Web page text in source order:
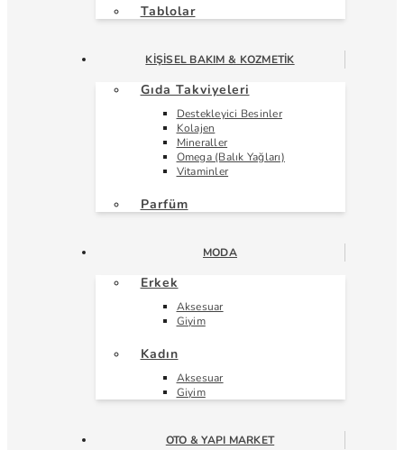
Tablolar
KIŞISEL BAKIM & KOZMETIK
Gıda Takviyeleri
Destekleyici Besinler
Kolajen
Mineraller
Omega (Balık Yağları)
Vitaminler
Parfüm
MODA
Erkek
Aksesuar
Giyim
Kadın
Aksesuar
Giyim
OTO & YAPI MARKET